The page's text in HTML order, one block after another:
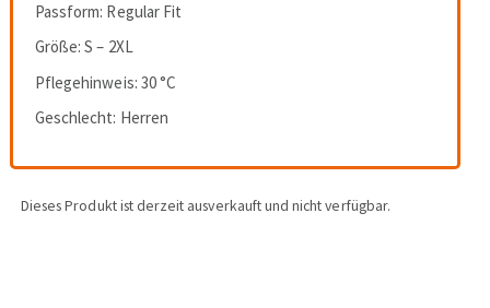
Passform: Regular Fit
Größe: S – 2XL
Pflegehinweis: 30 °C
Geschlecht: Herren
Dieses Produkt ist derzeit ausverkauft und nicht verfügbar.